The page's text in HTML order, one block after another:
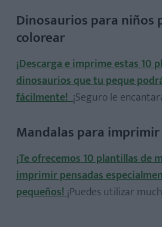
Dinosaurios para
colorear
¡Descarga e imprime estas 10
dinosaurios que tu peque
fácilmente!¡Seguro le
Mandalas para
¡Te ofrecemos 10 plantillas de
imprimir pensadas
pequeños!¡Puedes utilizar